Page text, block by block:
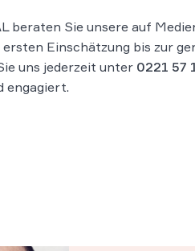
beraten Sie unsere auf
ersten Einschätzung bis zur
uns jederzeit unter 0221 57
engagiert.